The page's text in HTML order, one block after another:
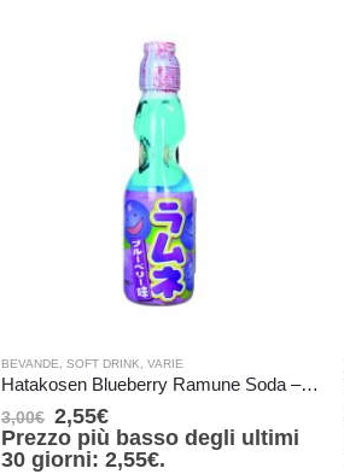
BEVANDE, SOFT DRINK, VARIE
Hatakosen Blueberry Ramune Soda – 200 ml
3,00€ 2,55€
Prezzo più basso degli ultimi
30 giorni: 2,55€.